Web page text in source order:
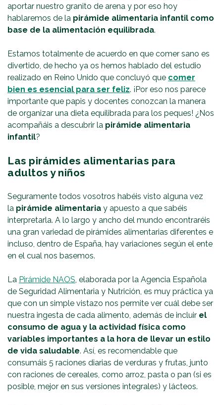
aportar nuestro granito de arena y por eso hoy
hablaremos de la pirámide alimentaria infantil como
base de la alimentación equilibrada.
Estamos totalmente de acuerdo en que comer sano es
divertido, de hecho ya os hemos hablado del estudio
realizado en Reino Unido que concluyó que comer
bien es esencial para ser feliz. ¡Por eso nos parece
importante que papis y docentes conozcan la manera
de organizar una dieta equilibrada para los peques! ¿Nos
acompañáis a descubrir la pirámide alimentaria
infantil?
Las pirámides alimentarias para
adultos y niños
Seguramente todos vosotros habéis visto alguna vez
la pirámide alimentaria y apuesto a que sabéis
interpretarla. A lo largo y ancho del mundo encontraréis
una gran variedad de pirámides alimentarias diferentes e
incluso, dentro de España, hay variaciones según el ente
en el cual nos basemos.
La Pirámide NAOS, elaborada por la Agencia Española
de Seguridad Alimentaria y Nutrición, es muy práctica ya
que con un simple vistazo nos permite ver cuál debe ser
nuestra ingesta de cada alimento, además de incluir el
consumo de agua y la actividad física como
variables importantes a la hora de llevar un estilo
de vida saludable. Así, es recomendable que
consumáis 5 raciones diarias de verduras y frutas, junto
con raciones de cereales, como arroz, pasta o pan (si es
posible, mejor en sus versiones integrales) y lácteos.